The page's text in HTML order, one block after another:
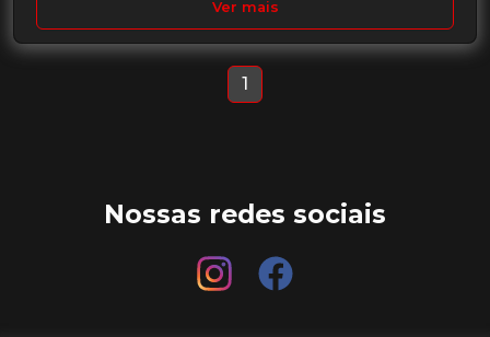
Ver mais
1
Nossas redes sociais